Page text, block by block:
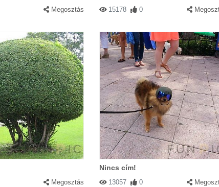
Megosztás 15178 0
Megosztás
Nincs cím!
13057 0